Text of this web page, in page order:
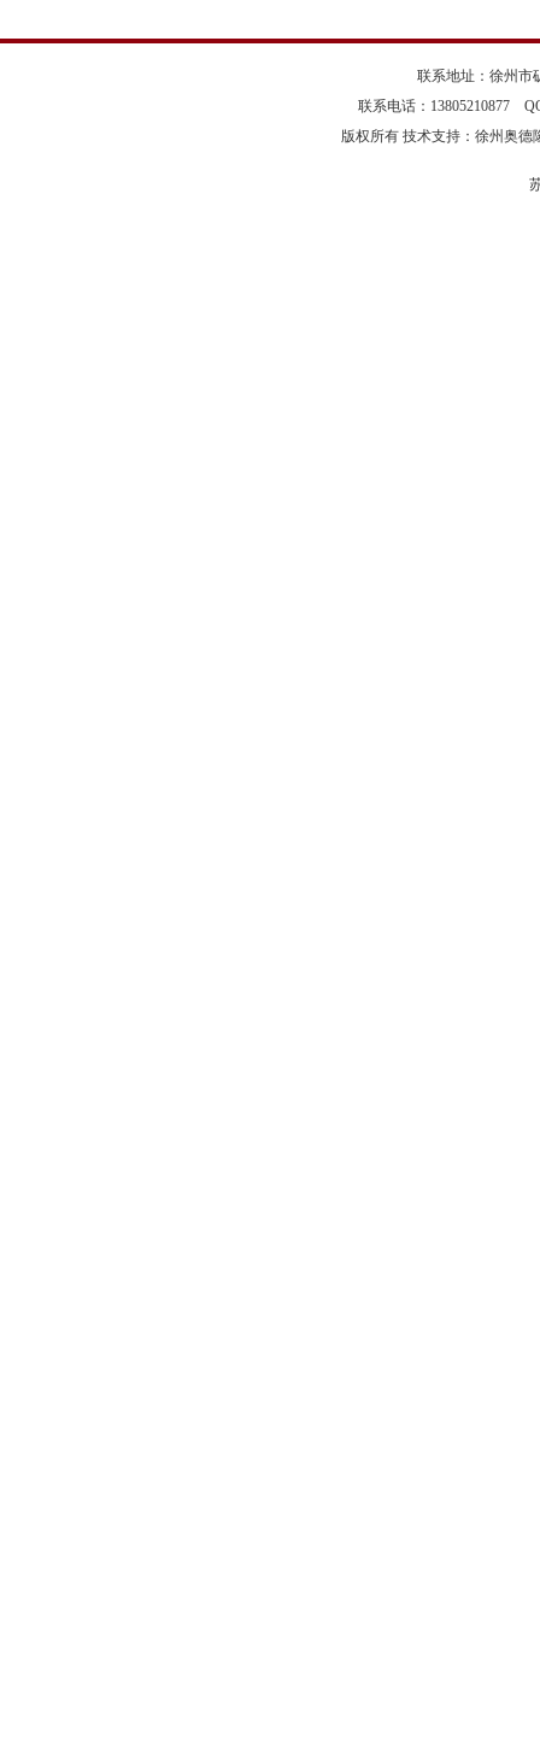
联系地址：徐州市
联系电话：13805210877
版权所有 技术支持：徐州奥